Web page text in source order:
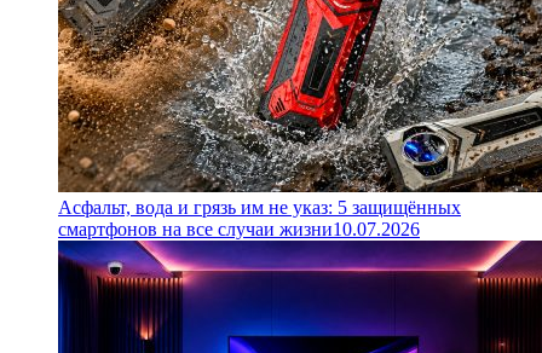
Асфальт, вода и грязь им не указ: 5 защищённых
смартфонов на все случаи жизни10.07.2026